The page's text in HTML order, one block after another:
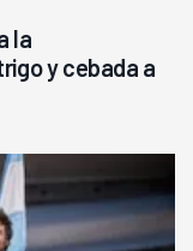
la
y cebada a